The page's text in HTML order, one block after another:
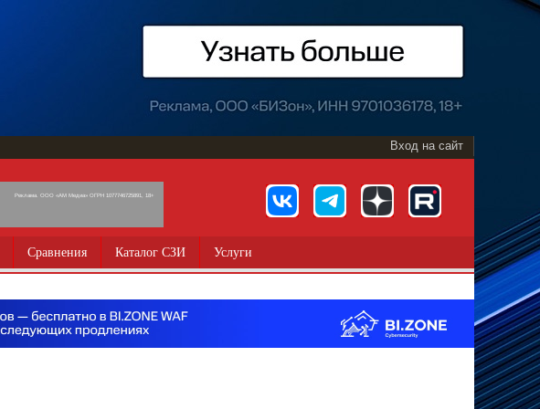
Вход на сайт
Реклама. ООО «АМ Медиа» ОГРН 1077746725891, 18+
Сравнения Каталог СЗИ Услуги